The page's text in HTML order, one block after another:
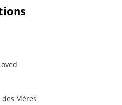
des Mères